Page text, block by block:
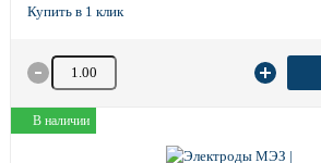
Количество товара
В наличии